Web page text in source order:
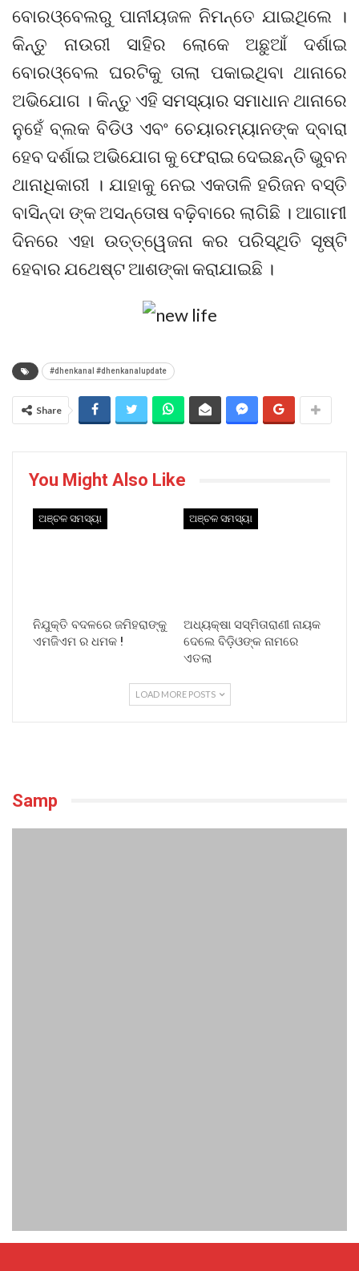
ବୋରଓ୍ବେଲରୁ ପାନୀୟଜଳ ନିମନ୍ତେ ଯାଇଥିଲେ ।
କିନ୍ତୁ ନାଉରୀ ସାହିର ଲୋକେ ଅଛୁଆଁ ଦର୍ଶାଇ
ବୋରଓ୍ବେଲ ଘରଟିକୁ ତାଲା ପକାଇଥିବା ଥାନାରେ
ଅଭିଯୋଗ । କିନ୍ତୁ ଏହି ସମସ୍ୟାର ସମାଧାନ ଥାନାରେ
ନୁହେଁ ବ୍ଲକ ବିଡିଓ ଏବଂ ଚେୟାରମ୍ୟାନଙ୍କ ଦ୍ବାରା
ହେବ ଦର୍ଶାଇ ଅଭିଯୋଗ କୁ ଫେରାଇ ଦେଇଛନ୍ତି ଭୁବନ
ଥାନାଧିକାରୀ । ଯାହାକୁ ନେଇ ଏକତାଳି ହରିଜନ ବସ୍ତି
ବାସିନ୍ଦା ଙ୍କ ଅସନ୍ତୋଷ ବଢ଼ିବାରେ ଲାଗିଛି । ଆଗାମୀ
ଦିନରେ ଏହା ଉତ୍ତ୍ୱେଜନା କର ପରିସ୍ଥିତି ସୃଷ୍ଟି
ହେବାର ଯଥେଷ୍ଟ ଆଶଙ୍କା କରାଯାଇଛି ।
#dhenkanal #dhenkanalupdate
Share
You Might Also Like
ଅଞ୍ଚଳ ସମସ୍ୟା
ନିଯୁକ୍ତି ବଦଳରେ ଜମିହରାଙ୍କୁ
ଏମଜିଏମ ର ଧମକ !
ଅଞ୍ଚଳ ସମସ୍ୟା
ଅଧ୍ୟକ୍ଷା ସସ୍ମିତାରାଣୀ ନାୟକ
ଦେଲେ ବିଡ଼ିଓଙ୍କ ନାମରେ
ଏତଲା
LOAD MORE POSTS
Samp